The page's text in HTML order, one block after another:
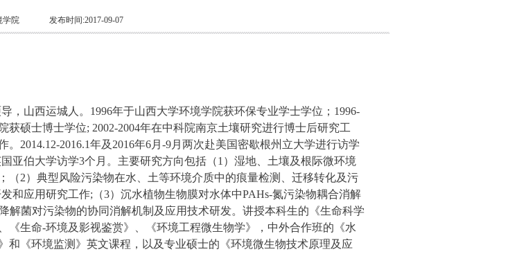
学院 发布时间:2017-09-07
，山西运城人。 1996年于山西大学环境学院获环保专业学士学位； 1996-
获硕士博士学位; 2002-2004年在中科院南京土壤研究进行博士后研究工
。 2014.12-2016.1年及 2016年6月 -9月两次赴美国密歇根州立大学进行访学
亚伯大学访学3个月。 主要研究方向包括（1 ）湿地、土壤及根际微环境
（2）典型风险污染物在水、土等环境介质中的痕量检测、迁移转化及污
和应用研究工作; （3）沉水植物生物膜对水体中PAHs-氮污染物耦合消解
降解菌对污染物的协同消解机制及应用技术研发。讲授本科生的《生命科学
《生命-环境及影视鉴赏》 、《环境工程微生物学》
，中外合作班的《水
和《环境监测》 英文课程，以及专业硕士的《环境微生物技术原理及应